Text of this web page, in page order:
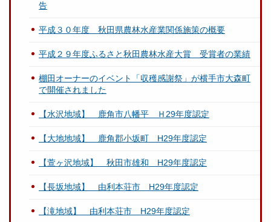
告
平成３０年度 秋田県農林水産業関係施策の概要
平成２９年度ふるさと秋田農林水産大賞 受賞者の業績
棚田オーナーのイベント「収穫感謝祭」が横手市大森町
で開催されました
【水沢地域】 鹿角市八幡平 Ｈ29年度認定
【大地地域】 鹿角郡小坂町 H29年度認定
【萱ヶ沢地域】 秋田市雄和 H29年度認定
【長坂地域】 由利本荘市 H29年度認定
【滝地域】 由利本荘市 H29年度認定